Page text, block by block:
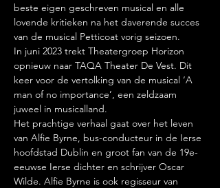
beste eigen geschreven musical en alle
lovende kritieken na het daverende succes
van de musical Petticoat vorig seizoen.
In juni 2023 trekt Theatergroep Horizon
opnieuw naar TAQA Theater De Vest. Dit
keer voor de vertolking van de musical ‘A
man of no importance’, een zeldzaam
juweel in musicalland.
Het prachtige verhaal gaat over het leven
van Alfie Byrne, bus-conducteur in de Ierse
hoofdstad Dublin en groot fan van de 19e-
eeuwse Ierse dichter en schrijver Oscar
Wilde. Alfie Byrne is ook regisseur van